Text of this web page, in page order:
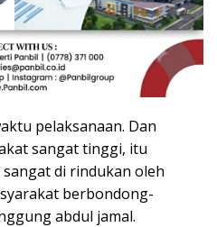
pelaksanaan. Dan
sangat tinggi, itu
di rindukan oleh
berbondong-
abdul jamal.